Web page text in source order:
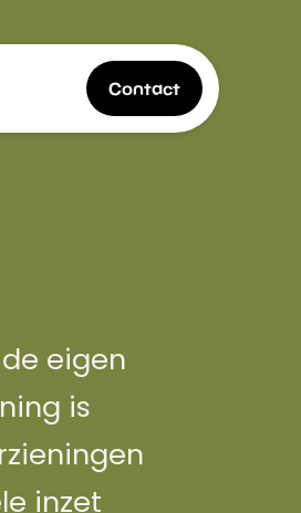
Contact
eigen
is
inzet